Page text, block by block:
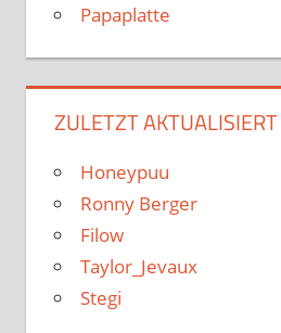
Papaplatte
ZULETZT AKTUALISIERT
Honeypuu
Ronny Berger
Filow
Taylor_Jevaux
Stegi